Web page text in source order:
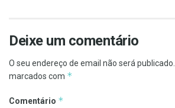
Deixe um comentário
O seu endereço de email não será publicado.
marcados com *
Comentário *